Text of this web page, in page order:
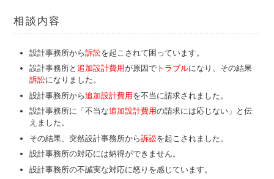
相談内容
設計事務所から訴訟を起こされて困っています。
設計事務所と追加設計費用が原因で トラブルになり、その結果
訴訟になりました。
設計事務所から追加設計費用を不当に請求されました。
設計事務所に「不当な追加設計費用の請求には応じない」と伝
えました。
その結果、突然設計事務所から訴訟を起こされました。
設計事務所の対応には納得ができません。
設計事務所の不誠実な対応に怒りを感じています。